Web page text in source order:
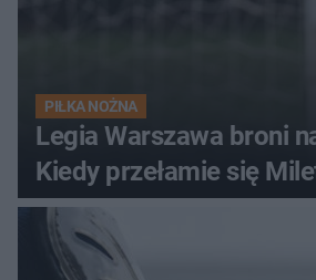
PIŁKA NOŻNA
Legia Warszawa broni
Kiedy przełamie się